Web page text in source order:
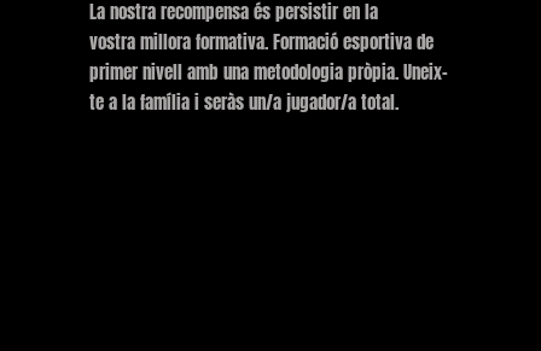
La nostra recompensa és persistir en la
vostra millora formativa. Formació esportiva de
primer nivell amb una metodologia pròpia. Uneix-
te a la família i seràs un/a jugador/a total.